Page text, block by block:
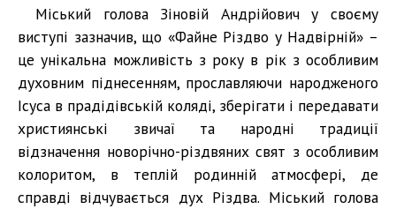
Міський голова Зіновій Андрійович у своєму
виступі зазначив, що «Файне Різдво у Надвірній» –
це унікальна можливість з року в рік з особливим
духовним піднесенням, прославляючи народженого
Ісуса в прадідівській коляді, зберігати і передавати
християнські звичаї та народні традиції
відзначення новорічно-різдвяних свят з особливим
колоритом, в теплій родинній атмосфері, де
справді відчувається дух Різдва. Міський голова